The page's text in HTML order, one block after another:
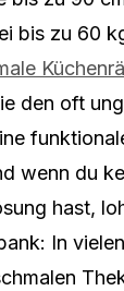
bis zu 60
den oft
wenn du
hast,
In